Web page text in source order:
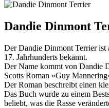
Dandie Dinmont
Der Dandie Dinmont Terrier ist
17. Jahrhunderts bekannt.
Der Name kommt von Dandie
Scotts Roman »Guy
Der Roman beschreibt einen
Das Buch wurde zu einem
beliebt, was die Rasse